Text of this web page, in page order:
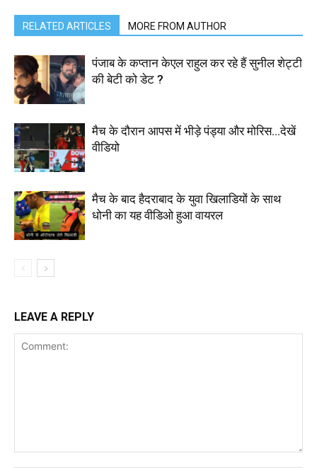
RELATED ARTICLES MORE FROM AUTHOR
पंजाब के कप्तान केएल राहुल कर रहे हैं सुनील शेट्टी
की बेटी को डेट ?
मैच के दौरान आपस में भीड़े पंड्या और मोरिस…देखें
वीडियो
मैच के बाद हैदराबाद के युवा खिलाडियों के साथ
धोनी का यह वीडिओ हुआ वायरल
LEAVE A REPLY